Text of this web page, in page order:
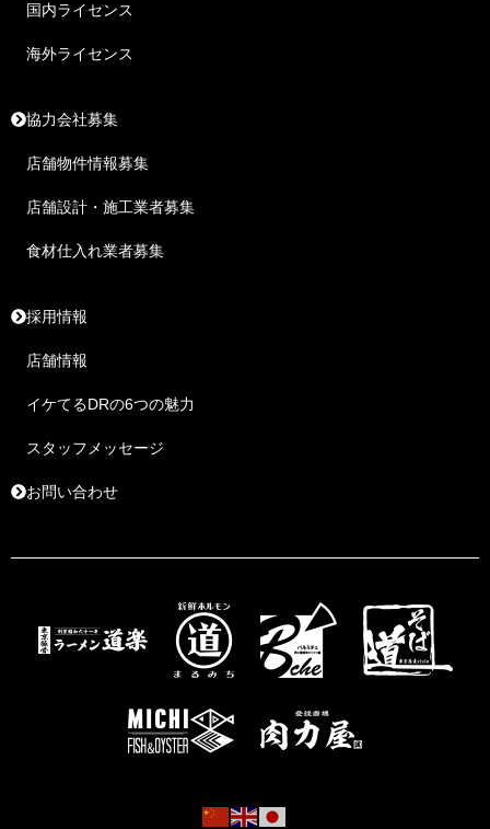
国内ライセンス
海外ライセンス
協力会社募集
店舗物件情報募集
店舗設計・施工業者募集
食材仕入れ業者募集
採用情報
店舗情報
イケてるDRの6つの魅力
スタッフメッセージ
お問い合わせ